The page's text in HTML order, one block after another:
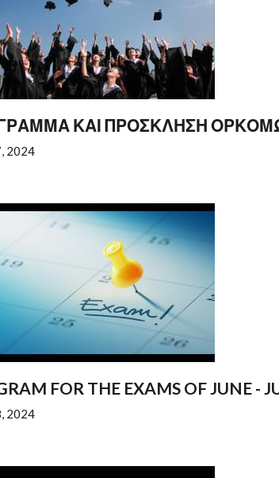
ΚΑΙ ΠΡΟΣΚΛΗΣΗ
2024
FOR THE EXAMS OF JUNE -
2024